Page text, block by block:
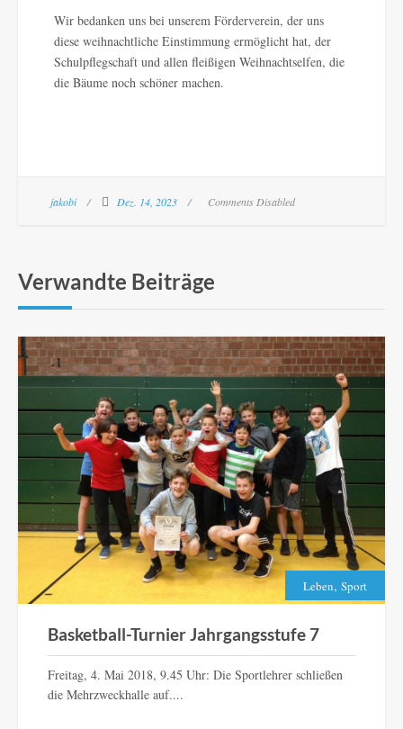
Wir bedanken uns bei unserem Förderverein, der uns
diese weihnachtliche Einstimmung ermöglicht hat, der
Schulpflegschaft und allen fleißigen Weihnachtselfen, die
die Bäume noch schöner machen.
jakobi Dez. 14, 2023 Comments Disabled
Verwandte Beiträge
Leben, Sport
Basketball-Turnier Jahrgangsstufe 7
Freitag, 4. Mai 2018, 9.45 Uhr: Die Sportlehrer schließen
die Mehrzweckhalle auf....